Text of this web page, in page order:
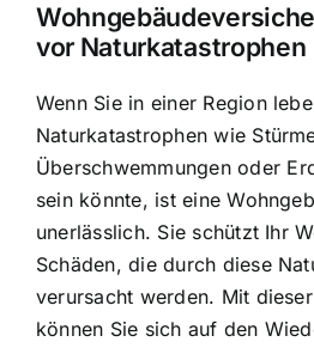
vor Naturkatastrophen
Wenn Sie in einer Region
Naturkatastrophen wie
Überschwemmungen oder
sein könnte, ist eine
unerlässlich. Sie schützt Ihr
Schäden, die durch diese
verursacht werden. Mit
können Sie sich auf den